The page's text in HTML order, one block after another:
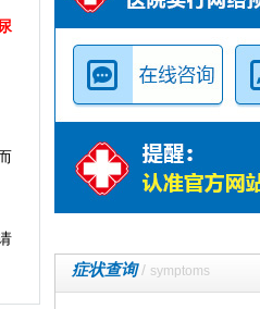
症状查询/ symptoms